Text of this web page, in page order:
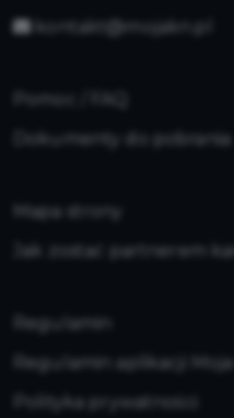
kontakt@mojakn.pl
Dokumenty do pobrania
Mapa strony
Jak zostać partnerem
Regulamin
Regulamin aplikacji Moja
Polityka prywatności